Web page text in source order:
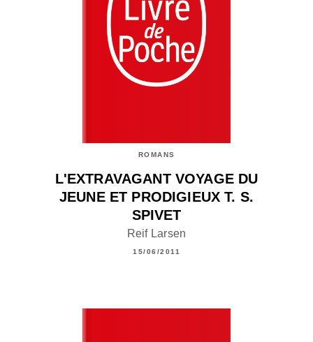
ROMANS
L'EXTRAVAGANT VOYAGE DU
JEUNE ET PRODIGIEUX T. S.
SPIVET
Reif Larsen
15/06/2011